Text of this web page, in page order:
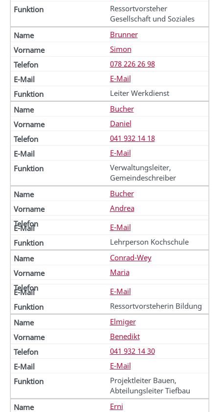
Ressortvorsteher
Gesellschaft und Soziales
Brunner
Simon
078 226 26 98
E-Mail
Leiter Werkdienst
Bucher
Daniel
041 932 14 18
E-Mail
Verwaltungsleiter,
Gemeindeschreiber
Bucher
Andrea
E-Mail
Lehrperson Kochschule
Conrad-Wey
Maria
E-Mail
Ressortvorsteherin Bildung
Elmiger
Benedikt
041 932 14 30
E-Mail
Projektleiter Bauen,
Abteilungsleiter Tiefbau
Erni